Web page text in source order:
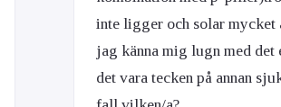
inte ligger och solar mycket
jag känna mig lugn med det
det vara tecken på annan